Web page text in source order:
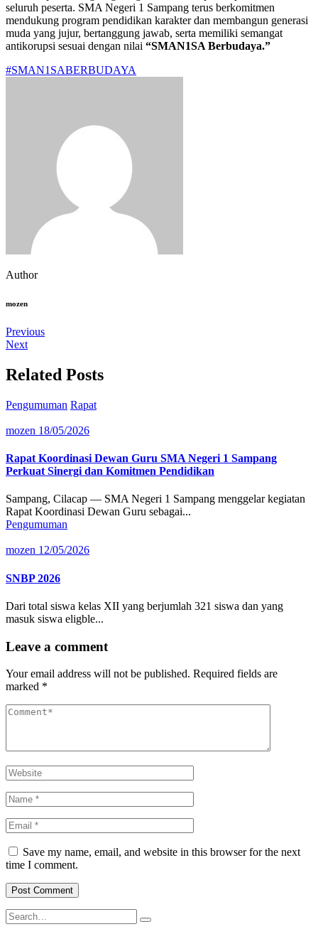
seluruh peserta. SMA Negeri 1 Sampang terus berkomitmen
mendukung program pendidikan karakter dan membangun generasi
muda yang jujur, bertanggung jawab, serta memiliki semangat
antikorupsi sesuai dengan nilai “SMAN1SA Berbudaya.”
#SMAN1SABERBUDAYA
Author
mozen
Previous
Next
Related Posts
Pengumuman Rapat
mozen 18/05/2026
Rapat Koordinasi Dewan Guru SMA Negeri 1 Sampang
Perkuat Sinergi dan Komitmen Pendidikan
Sampang, Cilacap — SMA Negeri 1 Sampang menggelar kegiatan
Rapat Koordinasi Dewan Guru sebagai...
Pengumuman
mozen 12/05/2026
SNBP 2026
Dari total siswa kelas XII yang berjumlah 321 siswa dan yang
masuk siswa eligble...
Leave a comment
Your email address will not be published. Required fields are
marked *
Save my name, email, and website in this browser for the next
time I comment.